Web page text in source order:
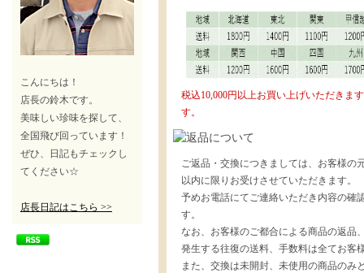
こんにちは！
店長の鈴木です。
美味しい珍味を探して、
全国飛び回っています！
ぜひ、日記もチェックし
てください☆
店長日記はこちら >>
税込10,000円以上お買い上げいただきま
す。
ご返品・交換につきましては、お客様の
以内に限りお受けさせていただきます。
予めお電話にてご連絡いただき内容の確
す。
なお、お客様のご都合による商品の返品
発生する往復の送料、手数料は全てお客
また、交換は未開封、未使用の商品のみ